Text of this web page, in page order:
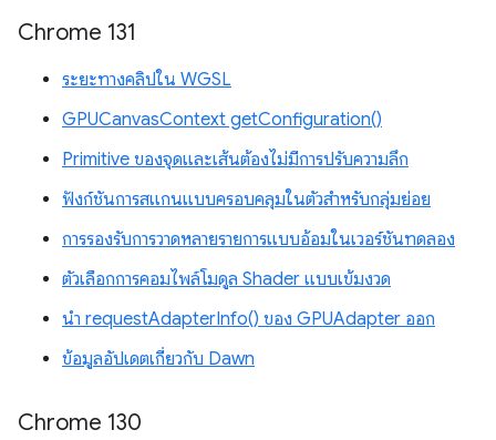
Chrome 131
ระยะทางคลิปใน WGSL
GPUCanvasContext getConfiguration()
Primitive ของจุดและเส้นต้องไม่มีการปรับความลึก
ฟังก์ชันการสแกนแบบครอบคลุมในตัวสำหรับกลุ่มย่อย
การรองรับการวาดหลายรายการแบบอ้อมในเวอร์ชันทดลอง
ตัวเลือกการคอมไพล์โมดูล Shader แบบเข้มงวด
นำ requestAdapterInfo() ของ GPUAdapter ออก
ข้อมูลอัปเดตเกี่ยวกับ Dawn
Chrome 130